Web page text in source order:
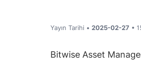
Yayın Tarihi • 2025-02-27 •
Bitwise Asset